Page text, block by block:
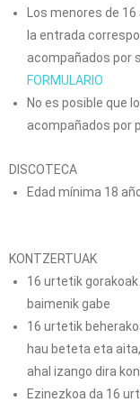
Los menores de
la entrada
acompañados por
FORMULARIO
No es posible que
acompañados por
DISCOTECA
Edad mínima 18
KONTZERTUAK
16 urtetik
baimenik gabe
16 urtetik
hau beteta eta
ahal izango dira
Ezinezkoa da 16